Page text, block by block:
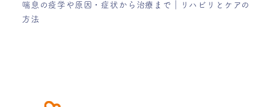
喘息の疫学や原因・症状から治療まで｜リハビリとケアの
方法